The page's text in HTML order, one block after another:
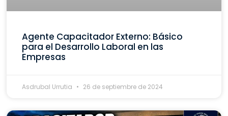
Agente Capacitador Externo: Básico
para el Desarrollo Laboral en las
Empresas
Asdrubal Urrutia 26 de septiembre de 2024